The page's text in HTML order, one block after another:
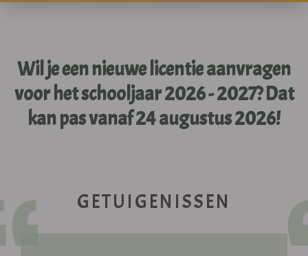
Wil je een nieuwe licentie aanvragen
voor het schooljaar 2026 - 2027? Dat
kan pas vanaf 24 augustus 2026!
GETUIGENISSEN